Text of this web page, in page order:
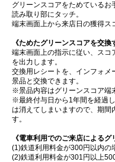
グリーンスコアをためているお
読み取り部にタッチ。
端末画面上から来店日の獲得ス
《ためたグリーンスコアを交換
端末画面上の指示に従い、スコ
を出力します。
交換用レシートを、インフォメ
景品と交換できます。
※景品内容はグリーンスコア端
※最終付与日から1年間を経過
は消えてしまいますので、期間
す。
《電車利用でのご来店によるグ
(1)鉄道利用料金が300円以内の
(2)鉄道利用料金が301円以上